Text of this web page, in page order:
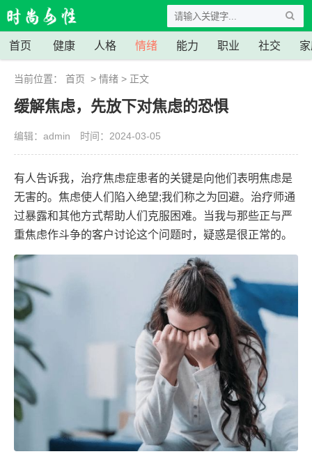
首页 健康 人格 情绪 能力 职业 社交
当前位置： 首页 > 情绪 > 正文
缓解焦虑，先放下对焦虑的恐惧
编辑：admin 时间：2024-03-05
有人告诉我，治疗焦虑症患者的关键是向他们表明焦虑是
无害的。焦虑使人们陷入绝望;我们称之为回避。治疗师通
过暴露和其他方式帮助人们克服困难。当我与那些正与严
重焦虑作斗争的客户讨论这个问题时，疑惑是很正常的。